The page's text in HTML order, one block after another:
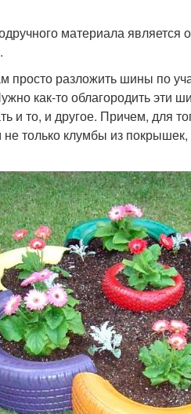
материала является
просто разложить шины по
как-то облагородить эти
и то, и другое. Причем, для
только клумбы из